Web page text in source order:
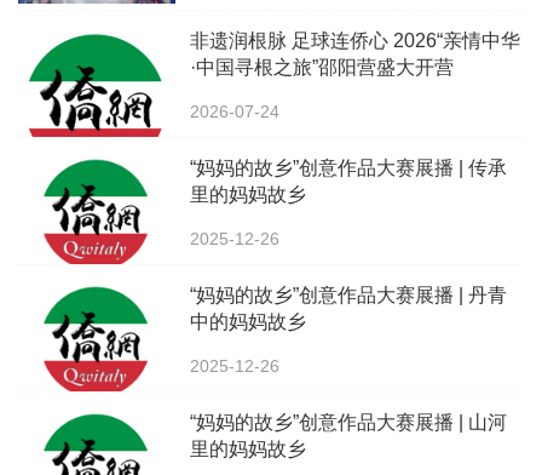
非遗润根脉 足球连侨心 2026“亲情中华
·中国寻根之旅”邵阳营盛大开营
2026-07-24
“妈妈的故乡”创意作品大赛展播 | 传承
里的妈妈故乡
2025-12-26
“妈妈的故乡”创意作品大赛展播 | 丹青
中的妈妈故乡
2025-12-26
“妈妈的故乡”创意作品大赛展播 | 山河
里的妈妈故乡